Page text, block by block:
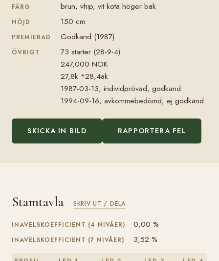
FÄRG brun, vhip, vit kota höger bak
HÖJD 150 cm
PREMIERAD Godkänd (1987)
ÖVRIGT
73 starter (28-9-4)
247,000 NOK
27,8k *28,4ak
1987-03-13, individprövad, godkänd.
1994-09-16, avkommebedömd, ej godkänd.
SKICKA IN BILD RAPPORTERA FEL
Stamtavla SKRIV UT / DELA
INAVELSKOEFFICIENT (4 NIVÅER) 0,00 %
INAVELSKOEFFICIENT (7 NIVÅER) 3,52 %